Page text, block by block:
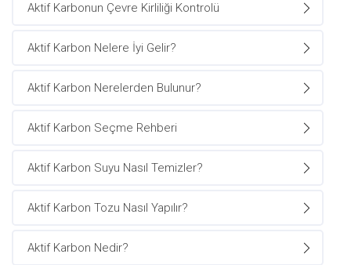
Aktif Karbonun Çevre Kirliliği Kontrolü
Aktif Karbon Nelere İyi Gelir?
Aktif Karbon Nerelerden Bulunur?
Aktif Karbon Seçme Rehberi
Aktif Karbon Suyu Nasıl Temizler?
Aktif Karbon Tozu Nasıl Yapılır?
Aktif Karbon Nedir?